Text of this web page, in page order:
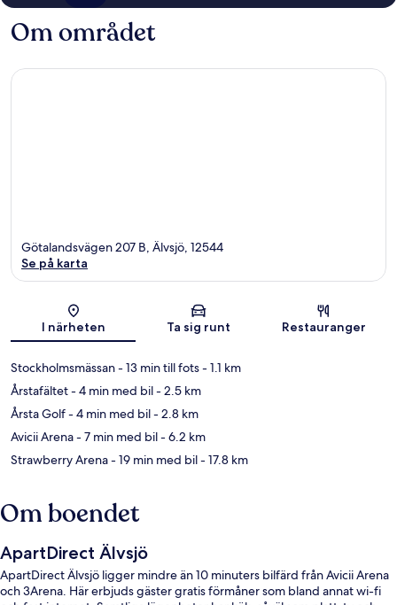
Om området
Karta
Götalandsvägen 207 B, Älvsjö, 12544
Se på karta
I närheten Ta sig runt Restauranger
Stockholmsmässan- 13 min till fots- 1.1 km
Årstafältet- 4 min med bil- 2.5 km
Årsta Golf- 4 min med bil- 2.8 km
Avicii Arena- 7 min med bil- 6.2 km
Strawberry Arena- 19 min med bil- 17.8 km
Om boendet
ApartDirect Älvsjö
ApartDirect Älvsjö ligger mindre än 10 minuters bilfärd från Avicii Arena
och 3Arena. Här erbjuds gäster gratis förmåner som bland annat wi-fi